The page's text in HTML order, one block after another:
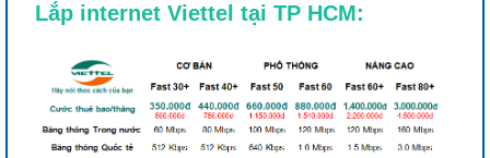
Lắp internet Viettel tại TP HCM: